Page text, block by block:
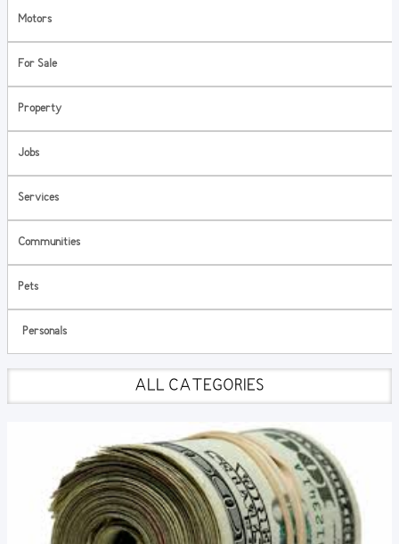
Motors
For Sale
Property
Jobs
Services
Communities
Pets
Personals
ALL CATEGORIES